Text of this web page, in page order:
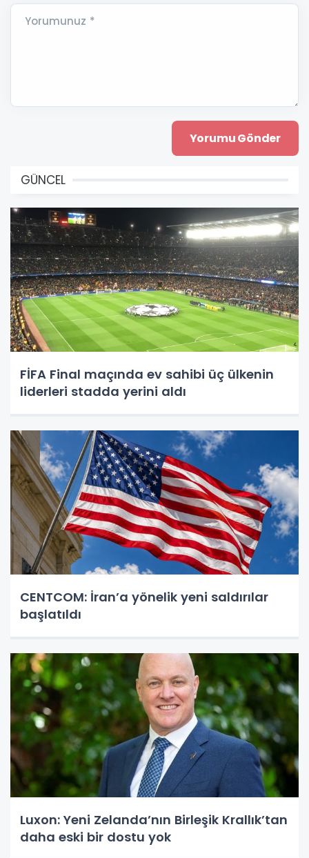
Yorumunuz *
GÜNCEL
FİFA Final maçında ev sahibi üç ülkenin
liderleri stadda yerini aldı
CENTCOM: İran’a yönelik yeni saldırılar
başlatıldı
Luxon: Yeni Zelanda’nın Birleşik Krallık’tan
daha eski bir dostu yok